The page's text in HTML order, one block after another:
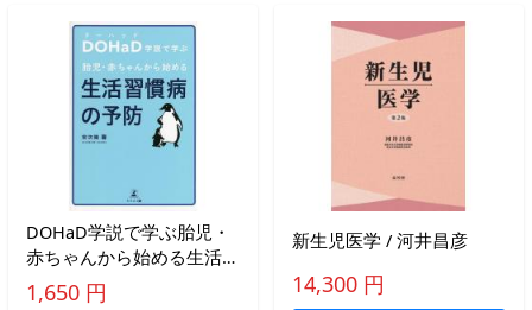
DOHaD学説で学ぶ胎児・
赤ちゃんから始める生活習
慣病の予防/安次嶺馨
1,650 円
新生児医学 / 河井昌彦
14,300 円